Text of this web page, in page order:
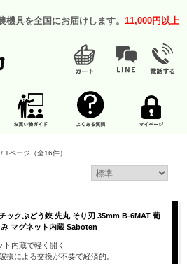
機具を全国にお届けします。 11,000円以上
1ページ （全16件）
ックぶどう鋏 先丸 そり刃 35mm B-6MAT 葡
マグネット内蔵 Saboten
ト内蔵で軽く開く
損による交換が不要で経済的。